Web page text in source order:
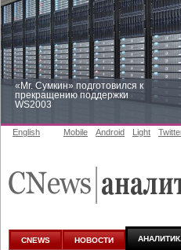
«Mr. Сумкин» подготовился к
прекращению поддержки
WS2003
аналитике
English Mobile Android Light
CNEWS НОВОСТИ